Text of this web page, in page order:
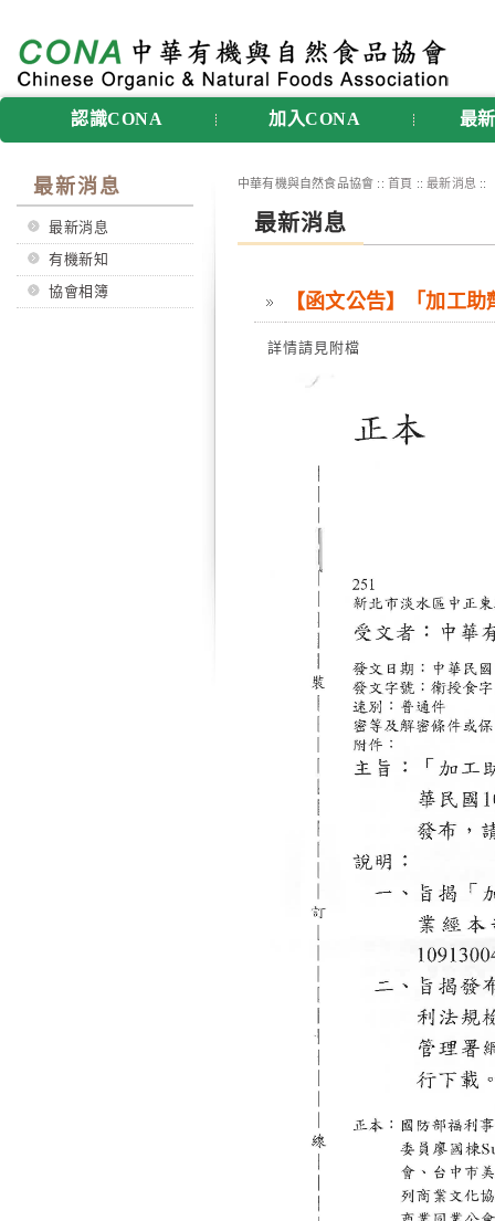
認識CONA 加入CONA 最
最新消息
最新消息
有機新知
協會相簿
中華有機與自然食品協會 :: 首頁 ::最新消息 ::
最新消息
【函文公告】「加工
詳情請見附檔